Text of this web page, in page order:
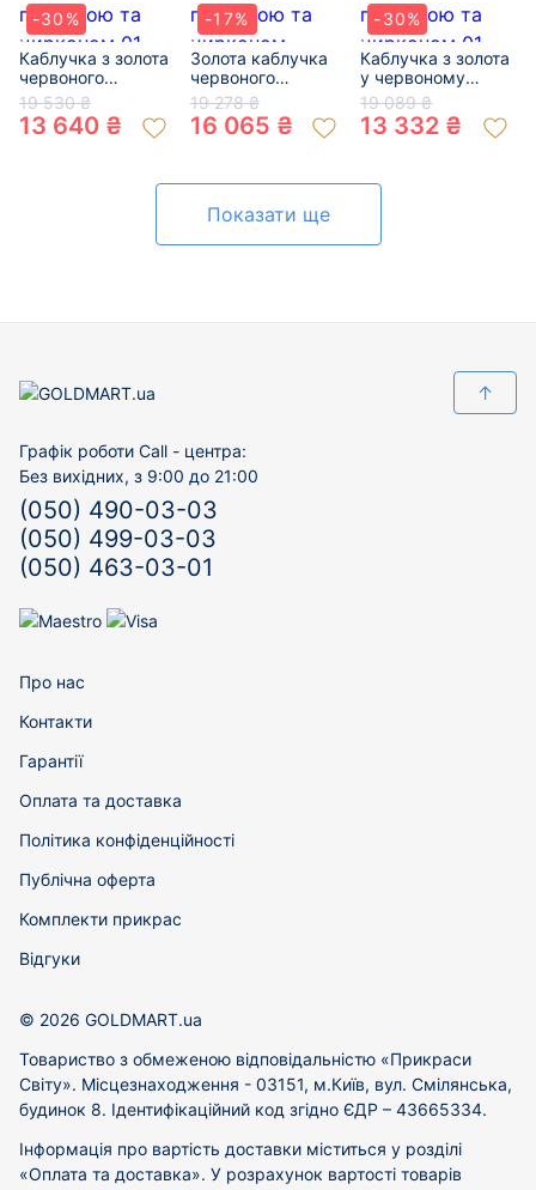
-30%
Каблучка з золота
червоного
кольору з
перлиною та
цирконом 01-
19 530 ₴
13 640 ₴
-17%
Золота каблучка
червоного
кольору з
перлиною та
цирконом «Куля»
19 278 ₴
16 065 ₴
-30%
Каблучка з золота
у червоному
кольорі з
перлиною та
цирконом 01-
19 089 ₴
13 332 ₴
Показати ще
↑
Графік роботи Call - центра:
Без вихідних, з 9:00 до 21:00
(050) 490-03-03
(050) 499-03-03
(050) 463-03-01
Про нас
Контакти
Гарантії
Оплата та доставка
Політика конфіденційності
Публічна оферта
Комплекти прикрас
Відгуки
© 2026 GOLDMART.ua
Товариство з обмеженою відповідальністю «Прикраси
Світу». Місцезнаходження - 03151, м.Київ, вул. Смілянська,
будинок 8. Ідентифікаційний код згідно ЄДР – 43665334.
Інформація про вартість доставки міститься у розділі
«Оплата та доставка». У розрахунок вартості товарів